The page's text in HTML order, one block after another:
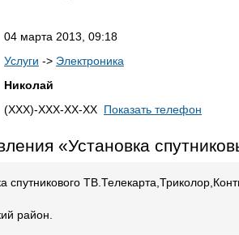
04 марта 2013, 09:18
Услуги -> Электроника
Николай
(XXX)-XXX-XX-XX Показать телефон
«Установка
спутникового
район.